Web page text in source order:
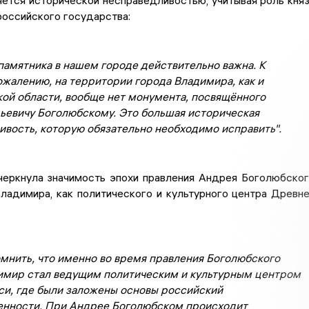
государства:
в нашем городе действительно важна. К
на территории города Владимира, как и
области, вообще нет монумента, посвящённого
Боголюбскому. Это большая историческая
которую обязательно необходимо исправить".
значимость эпохи правления Андрея
как политического и культурного центра
что именно во время правления Боголюбского
стал ведущим политическим и культурным центром
где были заложены основы российский
При Андрее Боголюбском происходит